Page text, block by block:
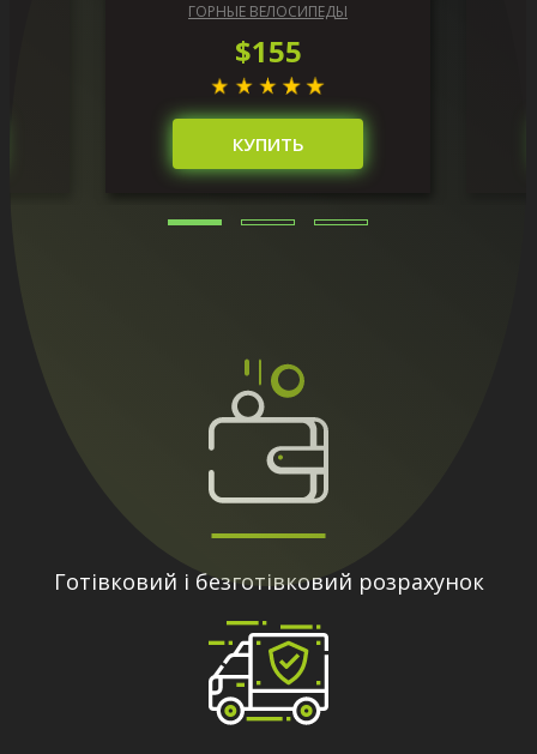
ГОРНЫЕ ВЕЛОСИПЕДЫ
$155
КУПИТЬ
Готівковий і безготівковий розрахунок